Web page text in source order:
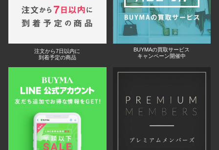
注文から7日以内に
到着予定の商品
BUYMAの買取サービス
キャンペーン開催中